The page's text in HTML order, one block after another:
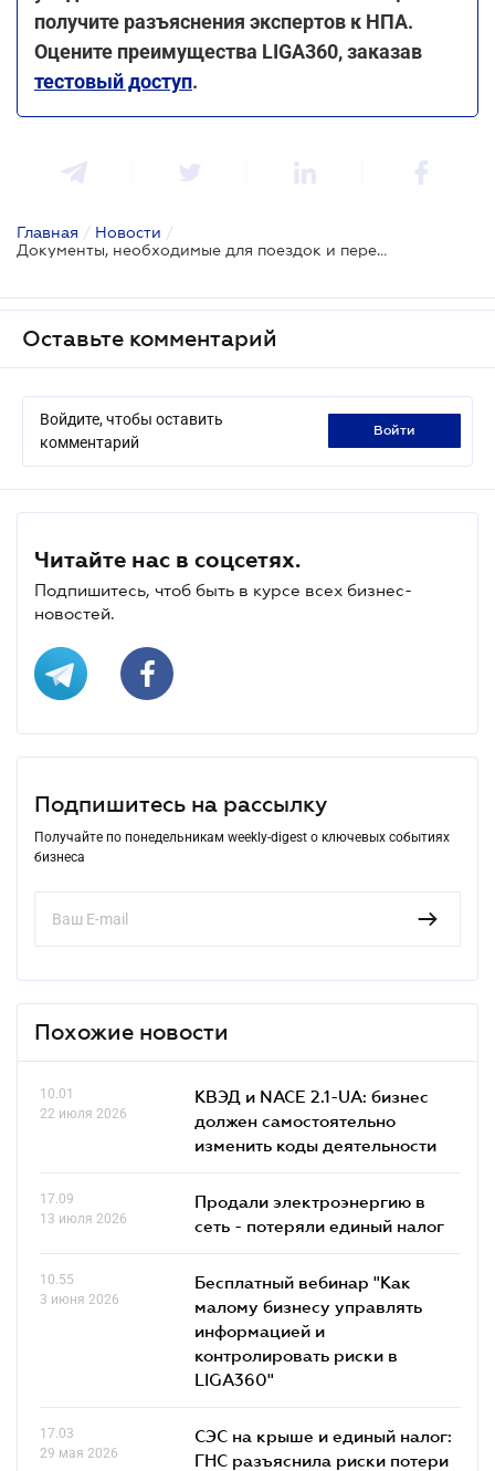
получите разъяснения экспертов к НПА.
Оцените преимущества LIGA360, заказав
тестовый доступ.
Главная / Новости /
Документы, необходимые для поездок и перелетов между регионами с 21 октября
Оставьте комментарий
Войдите, чтобы оставить
комментарий
войти
Читайте нас в соцсетях.
Подпишитесь, чтоб быть в курсе всех бизнес-
новостей.
Подпишитесь на рассылку
Получайте по понедельникам weekly-digest о ключевых событиях
бизнеса
Похожие новости
10.01
22 июля 2026
КВЭД и NACE 2.1-UA: бизнес
должен самостоятельно
изменить коды деятельности
17.09
13 июля 2026
Продали электроэнергию в
сеть - потеряли единый налог
10.55
3 июня 2026
Бесплатный вебинар "Как
малому бизнесу управлять
информацией и
контролировать риски в
LIGA360"
17.03
29 мая 2026
СЭС на крыше и единый налог:
ГНС разъяснила риски потери